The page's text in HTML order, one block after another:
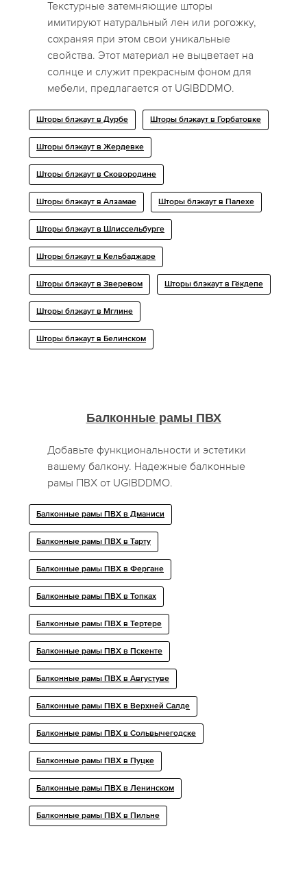
Текстурные затемняющие шторы
имитируют натуральный лен или рогожку,
сохраняя при этом свои уникальные
свойства. Этот материал не выцветает на
солнце и служит прекрасным фоном для
мебели, предлагается от UGIBDDMO.
Шторы блэкаут в Дурбе Шторы блэкаут в Горбатовке
Шторы блэкаут в Жердевке
Шторы блэкаут в Сковородине
Шторы блэкаут в Алзамае Шторы блэкаут в Палехе
Шторы блэкаут в Шлиссельбурге
Шторы блэкаут в Кельбаджаре
Шторы блэкаут в Зверевом Шторы блэкаут в Гёкдепе
Шторы блэкаут в Мглине
Шторы блэкаут в Белинском
Балконные рамы ПВХ
Добавьте функциональности и эстетики
вашему балкону. Надежные балконные
рамы ПВХ от UGIBDDMO.
Балконные рамы ПВХ в Дманиси
Балконные рамы ПВХ в Тарту
Балконные рамы ПВХ в Фергане
Балконные рамы ПВХ в Топках
Балконные рамы ПВХ в Тертере
Балконные рамы ПВХ в Пскенте
Балконные рамы ПВХ в Августуве
Балконные рамы ПВХ в Верхней Салде
Балконные рамы ПВХ в Сольвычегодске
Балконные рамы ПВХ в Пуцке
Балконные рамы ПВХ в Ленинском
Балконные рамы ПВХ в Пильне